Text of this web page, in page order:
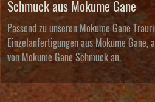
Schmuck aus Mokume Gane
Passend zu unseren Mokume Gane
Einzelanfertigungen aus Mokume
von Mokume Gane Schmuck an.